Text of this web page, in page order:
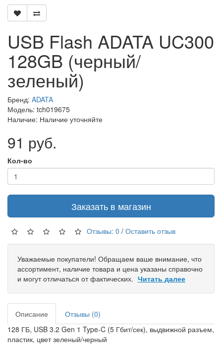
USB Flash ADATA UC300
128GB (черный/
зеленый)
Бренд: ADATA
Модель: tch019675
Наличие: Наличие уточняйте
91 руб.
Кол-во
Заказать в магазин
Отзывы: 0 / Оставить отзыв
Уважаемые покупатели! Обращаем ваше внимание, что
ассортимент, наличие товара и цена указаны справочно
и могут отличаться от фактических. Читать далее
Описание
Отзывы (0)
128 ГБ, USB 3.2 Gen 1 Type-C (5 Гбит/сек), выдвижной разъем,
пластик, цвет зеленый/черный